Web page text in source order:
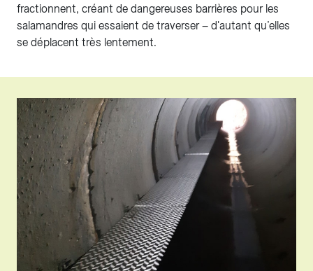
fractionnent, créant de dangereuses barrières pour les
salamandres qui essaient de traverser – d'autant qu’elles
se déplacent très lentement.